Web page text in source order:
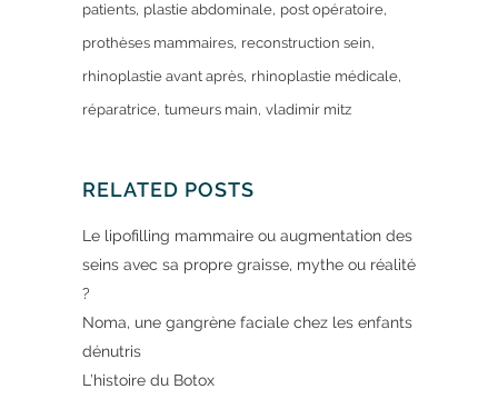
patients plastie abdominale post opératoire
prothèses mammaires reconstruction sein
rhinoplastie avant après rhinoplastie médicale
réparatrice tumeurs main vladimir mitz
RELATED POSTS
Le lipofilling mammaire ou augmentation des
seins avec sa propre graisse, mythe ou réalité
?
Noma, une gangrène faciale chez les enfants
dénutris
L’histoire du Botox